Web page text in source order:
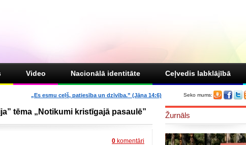
Video Nacionālā identitāte Ceļvedis labklājībā
Seko mums:
„Es esmu ceļš, patiesība un dzīvība.” (Jāņa 14:6)
tēma „Notikumi kristīgajā pasaulē”
0 komentāri
Žurnāls